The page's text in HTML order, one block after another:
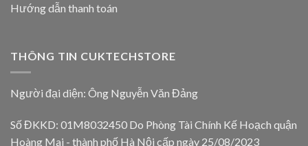
Hướng dẫn thanh toán
THÔNG TIN CUKTECHSTORE
Người đại diện: Ông Nguyễn Văn Đảng
Số ĐKKD: 01M8032450 Do Phòng Tài Chính Kế Hoạch quận
Hoàng Mai - thành phố Hà Nội cấp ngày 25/08/2023